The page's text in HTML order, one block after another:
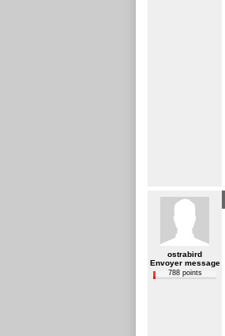
ostrabird
Envoyer message
788 points